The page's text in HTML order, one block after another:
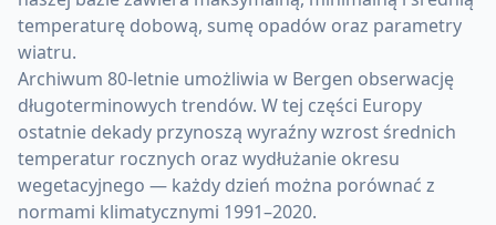
temperaturę dobową, sumę opadów oraz parametry
wiatru.
Archiwum 80-letnie umożliwia w Bergen obserwację
długoterminowych trendów. W tej części Europy
ostatnie dekady przynoszą wyraźny wzrost średnich
temperatur rocznych oraz wydłużanie okresu
wegetacyjnego — każdy dzień można porównać z
normami klimatycznymi 1991–2020.